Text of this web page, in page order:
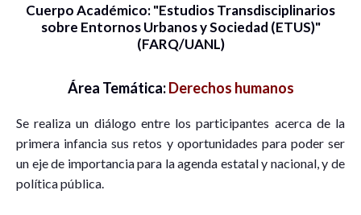
Cuerpo Académico: "Estudios Transdisciplinarios
sobre Entornos Urbanos y Sociedad (ETUS)"
(FARQ/UANL)
Área Temática:Derechos humanos
Se realiza un diálogo entre los participantes acerca de la
primera infancia sus retos y oportunidades para poder ser
un eje de importancia para la agenda estatal y nacional, y de
política pública.